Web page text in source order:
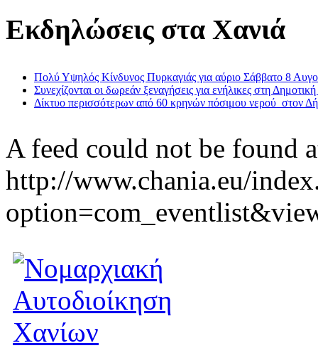
Εκδηλώσεις στα Χανιά
Πολύ Υψηλός Κίνδυνος Πυρκαγιάς για αύριο Σάββατο 8
Συνεχίζονται οι δωρεάν ξεναγήσεις για ενήλικες στη
Δίκτυο περισσότερων από 60 κρηνών πόσιμου νερού στον
A feed could not be found
http://www.chania.eu/